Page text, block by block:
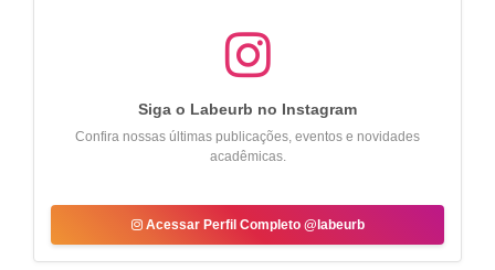
Siga o Labeurb no Instagram
Confira nossas últimas publicações, eventos e novidades
acadêmicas.
Acessar Perfil Completo @labeurb